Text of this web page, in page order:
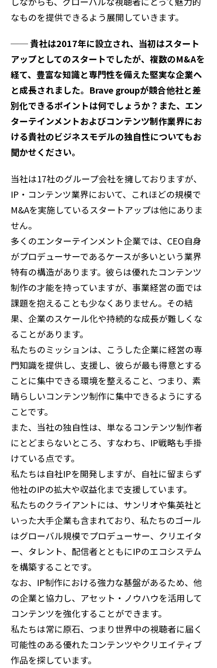
なものを提供できるよう展開していきます。
── 貴社は2017年に設立され、当初はスタート
アップとしてのスタートでしたが、複数のM&Aを
経て、豊富な知識と専門性を備えた堅実な企業へ
と成長されました。Brave groupが競合他社と差
別化できるポイントは何でしょうか？また、エン
ターテインメントおよびコンテンツ制作業界にお
ける貴社のビジネスモデルの独自性についてもお
聞かせください。
当社は17社のグループ会社を擁しておりますが、
IP・コンテンツ業界において、これほどの規模で
M&Aを実施しているスタートアップは他にありま
せん。
多くのエンターテインメント企業では、CEO自身
がプロデューサーであるケースが多いという業界
特有の構造があります。彼らは優れたコンテンツ
制作の才能を持っていますが、事業経営の面では
課題を抱えることも少なくありません。その結
果、企業のスケール化や持続的な成長が難しくな
ることがあります。
私たちのミッションは、こうした企業に経営の専
門知識を提供し、支援し、彼らが最も得意とする
ことに集中できる環境を整えること、つまり、素
晴らしいコンテンツ制作に集中できるようにする
ことです。
また、当社の独自性は、単なるコンテンツ制作者
にとどまらないところ、すなわち、IP戦略も手掛
けている点です。
私たちは自社IPを開発しますが、自社に留まらず
他社のIPの拡大や収益化まで支援しています。
私たちのクライアントには、サンリオや集英社と
いった大手企業も含まれており、私たちのゴール
はグローバル規模でプロデューサー、クリエイタ
ー、タレント、配信者とともにIPのエコシステム
を構築することです。
なお、IP制作における強力な基盤があるため、他
の企業と協力し、アセット・ノウハウを活用して
コンテンツを強化することができます。
私たちは常に原石、つまり世界中の視聴者に届く
可能性のある優れたコンテンツやクリエイティブ
作品を探しています。